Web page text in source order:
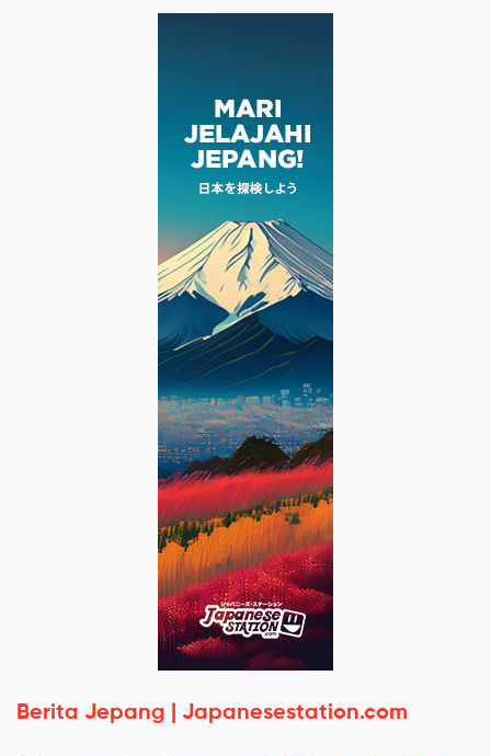
Berita Jepang | Japanesestation.com